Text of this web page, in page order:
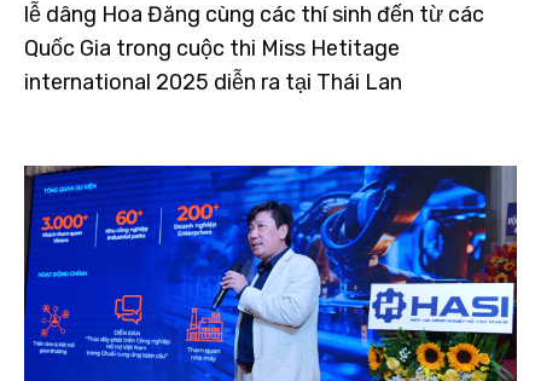
lễ dâng Hoa Đăng cùng các thí sinh đến từ các
Quốc Gia trong cuộc thi Miss Hetitage
international 2025 diễn ra tại Thái Lan